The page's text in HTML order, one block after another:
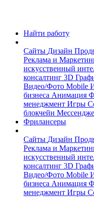
Найти работу
Сайты Дизайн
Реклама и
искусственный
консалтинг 3D
Видео/Фото Mobile
бизнеса Анимация
менеджмент Игры
блокчейн
Фрилансеры
Сайты Дизайн
Реклама и
искусственный
консалтинг 3D
Видео/Фото Mobile
бизнеса Анимация
менеджмент Игры